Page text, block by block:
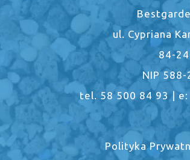
ul. Cypriana
84-
NIP
tel. 58 500 84 93 |
Polityka